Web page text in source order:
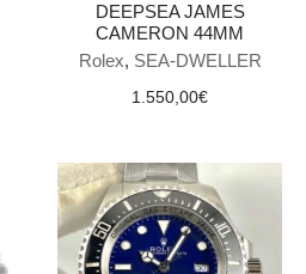
DEEPSEA JAMES
CAMERON 44MM
Rolex, SEA-DWELLER
1.550,00€